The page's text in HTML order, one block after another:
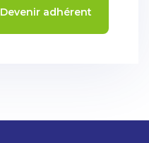
Devenir adhérent